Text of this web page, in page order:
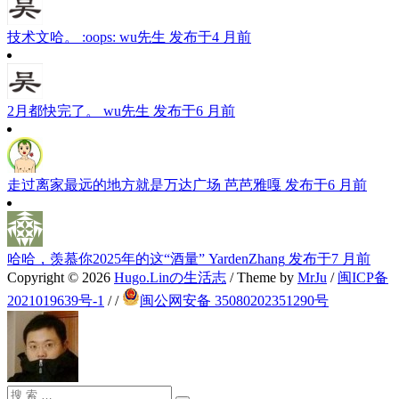
技术文哈。 :oops: wu先生 发布于4 月前
2月都快完了。 wu先生 发布于6 月前
走过离家最远的地方就是万达广场 芭芭雅嘎 发布于6 月前
哈哈，羡慕你2025年的这“酒量” YardenZhang 发布于7 月前
Copyright © 2026 Hugo.Linの生活志 / Theme by MrJu / 闽ICP备
2021019639号-1 // 闽公网安备 35080202351290号
搜